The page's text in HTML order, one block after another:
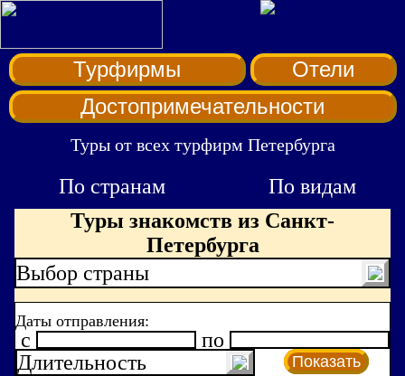
Турфирмы
Отели
Достопримечательности
Туры от всех турфирм Петербурга
По странам
По видам
Туры знакомств из Санкт-
Петербурга
Выбор страны
Даты отправления:
c
по
Длительность
Показать